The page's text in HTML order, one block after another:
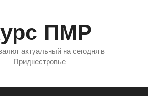
ПМР
актуальный на сегодня в
Приднестровье